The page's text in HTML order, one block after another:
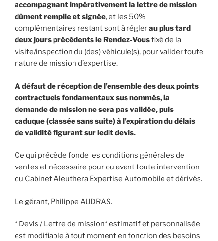
accompagnant impérativement la lettre de mission
dûment remplie et signée, et les 50%
complémentaires restant sont à réglerau plus tard
deux jours précédents le Rendez-Vousfixé de la
visite/inspection du (des) véhicule(s), pour valider toute
nature de mission d’expertise.
A défaut de réception de l’ensemble des deux points
contractuels fondamentaux sus nommés, la
demande de mission ne sera pas validée, puis
caduque (classée sans suite) à l’expiration du délais
de validité figurant sur ledit devis.
Ce qui précède fonde les conditions générales de
ventes et nécessaire pour ou avant toute intervention
du Cabinet Aleuthera Expertise Automobile et dérivés.
Le gérant, Philippe AUDRAS.
* Devis / Lettre de mission* estimatif et personnalisée
est modifiable à tout moment en fonction des besoins